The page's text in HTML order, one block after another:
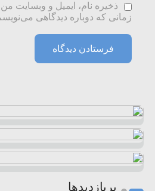
ذخیره نام، ایمیل و وبسایت
زمانی که دوباره دیدگاهی
پربازدیدها